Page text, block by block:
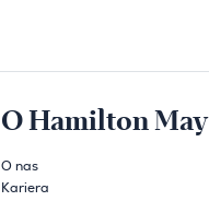
O Hamilton May
O nas
Kariera